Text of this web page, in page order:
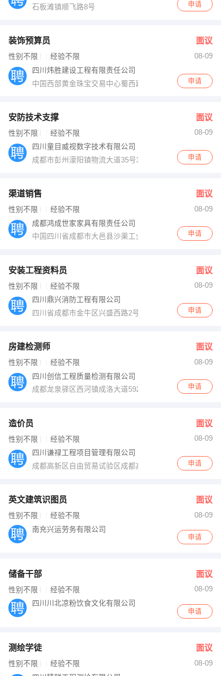
石板滩镇顺飞路8号
申请
装饰预算员 面议
性别不限 经验不限
08-09
四川炜胜建设工程有限责任公司
中国西部黄金珠宝交易中心蜀西路52号
申请
安防技术支撑 面议
性别不限 经验不限
08-09
四川童目威视数字技术有限公司
成都市彭州濛阳镇物流大道35号3栋4F（万贯精品园A区
申请
渠道销售 面议
性别不限 经验不限
08-09
成都鸿成世家家具有限责任公司
中国四川省成都市大邑县沙渠工业园
申请
安装工程资料员 面议
性别不限 经验不限
08-09
四川鼎兴消防工程有限公司
四川省成都市金牛区兴盛西路2号3栋1304
申请
房建检测师 面议
性别不限 经验不限
08-09
四川创信工程质量检测有限公司
成都龙泉驿区西河镇成洛大道5928号
申请
造价员 面议
性别不限 经验不限
08-09
四川谦禄工程项目管理有限公司
成都高新区自由贸易试验区成都高新区盛安街401号1栋1
申请
英文建筑识图员 面议
性别不限 经验不限
08-09
南充兴运劳务有限公司
申请
储备干部 面议
性别不限 经验不限
08-09
四川川北凉粉饮食文化有限公司
申请
测绘学徒 面议
性别不限 经验不限
08-09